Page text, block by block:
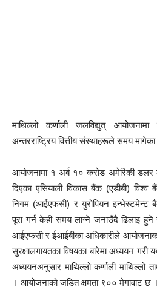
माथिल्लो कर्णाली जलविद्युत् आयोजनामा
अन्तरराष्ट्रिय वित्तीय संस्थाहरूले समय
आयोजनामा १ अर्ब १० करोड अमेरिकी
दिएका एसियाली विकास बैंक (एडीबी) विश्व
निगम (आईएफसी) र युरोपियन इन्भेस्टमेन्ट
पूरा गर्न केही समय लाग्ने जनाउँदै ढिलाइ हुने
आईएफसी र ईआईबीका अधिकारीले
सुरक्षालगायतका विषयका बारेमा अध्ययन
अध्ययनअनुसार माथिल्लो कर्णाली माथिल्लो
। आयोजनाको जडित क्षमता ९०० मेगावाट छ ।